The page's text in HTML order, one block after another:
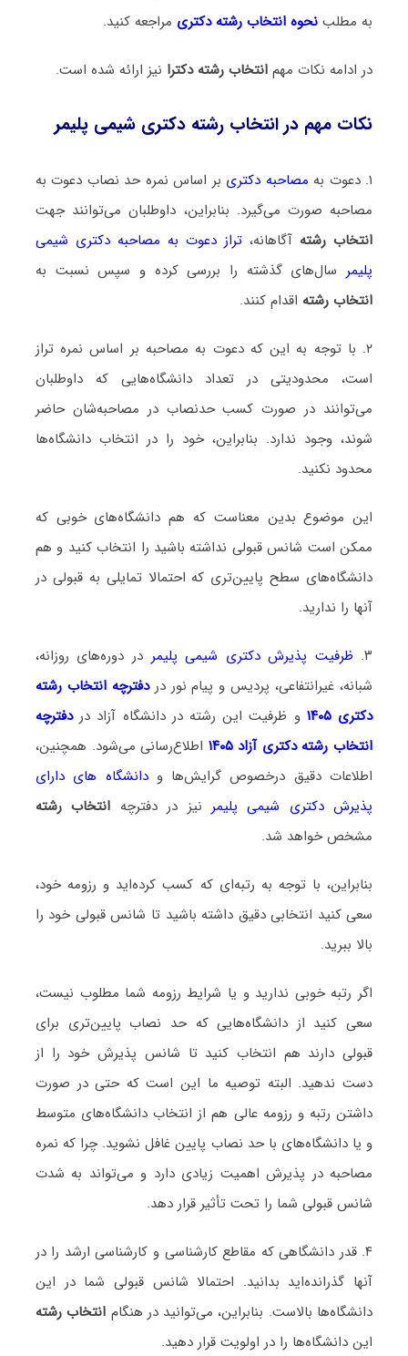
به مطلب نحوه انتخاب رشته دکتری مراجعه کنید.
در ادامه نکات مهم انتخاب رشته دکترا نیز ارائه شده است.
نکات مهم در انتخاب رشته دکتری شیمی پلیمر
۱. دعوت به مصاحبه دکتری بر اساس نمره حد نصاب دعوت به
مصاحبه صورت می‌گیرد. بنابراین، داوطلبان می‌توانند جهت
انتخاب رشته آگاهانه، تراز دعوت به مصاحبه دکتری شیمی
پلیمر سال‌های گذشته را بررسی کرده و سپس نسبت به
انتخاب رشته اقدام کنند.
۲. با توجه به این که دعوت به مصاحبه بر اساس نمره تراز
است، محدودیتی در تعداد دانشگاه‌هایی که داوطلبان
می‌توانند در صورت کسب حدنصاب در مصاحبه‌شان حاضر
شوند، وجود ندارد. بنابراین، خود را در انتخاب دانشگاه‌ها
محدود نکنید.
این موضوع بدین معناست که هم دانشگاه‌های خوبی که
ممکن است شانس قبولی نداشته باشید را انتخاب کنید و هم
دانشگاه‌های سطح پایین‌تری که احتمالا تمایلی به قبولی در
آنها را ندارید.
۳. ظرفیت پذیرش دکتری شیمی پلیمر در دوره‌های روزانه،
شبانه، غیرانتفاعی، پردیس و پیام نور دردفترچه انتخاب رشته
دکتری ۱۴۰۵
و ظرفیت این رشته در دانشگاه آزاد دردفترچه
انتخاب رشته دکتری آزاد ۱۴۰۵
اطلاع‌رسانی می‌شود. همچنین،
اطلاعات دقیق درخصوص گرایش‌ها ودانشگاه‌ های دارای
پذیرش دکتری شیمی پلیمر نیز در دفترچه انتخاب رشته
مشخص خواهد شد.
بنابراین، با توجه به رتبه‌ای که کسب کرده‌اید و رزومه خود،
سعی کنید انتخابی دقیق داشته باشید تا شانس قبولی خود را
بالا ببرید.
اگر رتبه خوبی ندارید و یا شرایط رزومه شما مطلوب نیست،
سعی کنید از دانشگاه‌هایی که حد نصاب پایین‌تری برای
قبولی دارند هم انتخاب کنید تا شانس پذیرش خود را از
دست ندهید. البته توصیه ما این است که حتی در صورت
داشتن رتبه و رزومه عالی هم از انتخاب دانشگاه‌های متوسط
و یا دانشگاه‌های با حد نصاب پایین غافل نشوید. چرا که نمره
مصاحبه در پذیرش اهمیت زیادی دارد و می‌تواند به شدت
شانس قبولی شما را تحت تأثیر قرار دهد.
۴. قدر دانشگاهی که مقاطع کارشناسی و کارشناسی ارشد را در
آنها گذرانده‌اید بدانید. احتمالا شانس قبولی شما در این
دانشگاه‌ها بالاست. بنابراین، می‌توانید در هنگام انتخاب رشته
این دانشگاه‌ها را در اولویت قرار دهید.